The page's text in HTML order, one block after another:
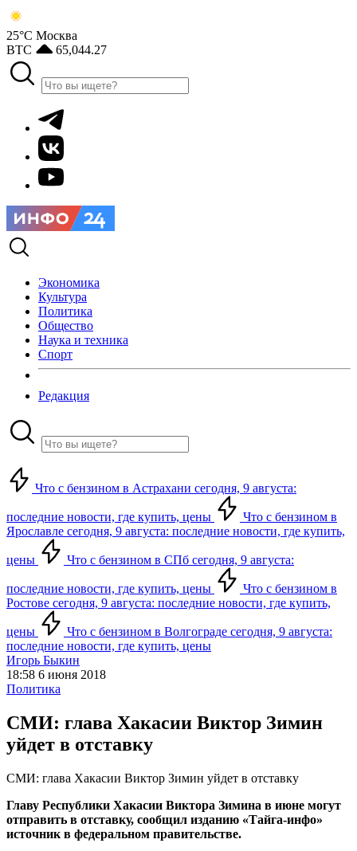
25°С Москва
BTC
65,044.27
Экономика
Культура
Политика
Общество
Наука и техника
Спорт
Редакция
Что с бензином в Астрахани сегодня, 9 августа:
последние новости, где купить, цены
Что с бензином в
Ярославле сегодня, 9 августа: последние новости, где купить,
цены Что с бензином в СПб сегодня, 9 августа:
последние новости, где купить, цены
Что с бензином в
Ростове сегодня, 9 августа: последние новости, где купить,
цены
Что с бензином в Волгограде сегодня, 9 августа:
последние новости, где купить, цены
Игорь Быкин
18:58 6 июня 2018
Политика
СМИ: глава Хакасии Виктор Зимин
уйдет в отставку
СМИ: глава Хакасии Виктор Зимин уйдет в отставку
Главу Республики Хакасии Виктора Зимина в июне могут
отправить в отставку, сообщил изданию «Тайга-инфо»
источник в федеральном правительстве.